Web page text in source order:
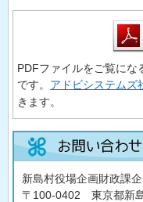
PDFファイルをご覧に
です。 アドビシステムズ
きます。
新島村役場企画財政課
〒100-0402 東京都新